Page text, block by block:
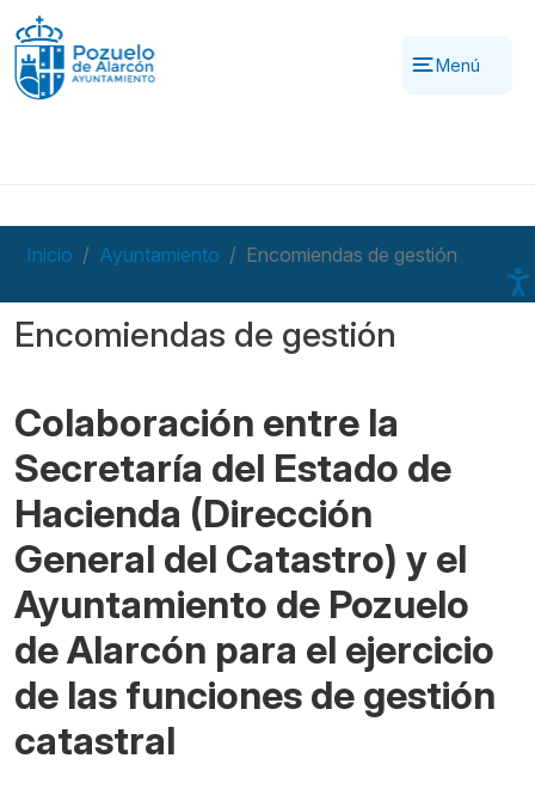
Pasar al contenido principal
Menú
Inicio Ayuntamiento Encomiendas de gestión
Encomiendas de gestión
Colaboración entre la
Secretaría del Estado de
Hacienda (Dirección
General del Catastro) y el
Ayuntamiento de Pozuelo
de Alarcón para el ejercicio
de las funciones de gestión
catastral